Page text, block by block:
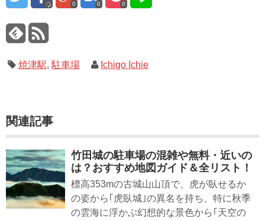
0 0 0
焼津駅, 駐車場 Ichigo Ichie
関連記事
竹田城の駐車場の混雑や無料・近いの
は？おすすめ地図ガイド＆全リスト！
標高353mの古城山山頂で、虎が臥せるか
の姿から｢虎臥城｣の異名を持ち、特に秋季
の雲海に浮かぶ幻想的な景色から｢天空の